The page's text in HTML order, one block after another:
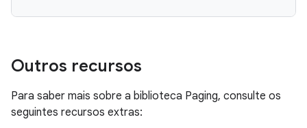
Outros recursos
Para saber mais sobre a biblioteca Paging, consulte os
seguintes recursos extras: